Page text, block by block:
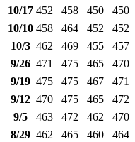
10/17 452 458 450 450
10/10 458 464 452 452
10/3 462 469 455 457
9/26 471 475 465 470
9/19 475 475 467 471
9/12 470 475 465 472
9/5
463 472 462 470
8/29 462 465 460 464